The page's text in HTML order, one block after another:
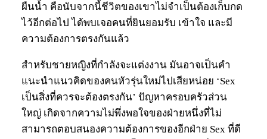
ผืนน้ำ คือนับจากนี้ชีวิตของเขาไม่จำเป็นต้องเก็บกด
ไว้อีกต่อไป ได้พบเจอคนที่ยินยอมรับ เข้าใจ และมี
ความต้องการตรงกันแล้ว
สำหรับชายหญิงที่กำลังจะแต่งงาน มันอาจเป็นคำ
แนะนำแนวคิดของคนหัวรุ่นใหม่ไปเสียหน่อย ‘Sex
เป็นสิ่งที่ควรจะต้องตรงกัน’ ปัญหาครอบครัวส่วน
ใหญ่ เกิดจากความไม่พึ่งพอใจของฝ่ายหนึ่งที่ไม่
สามารถตอบสนองความต้องการของอีกฝ่าย Sex ที่ดี